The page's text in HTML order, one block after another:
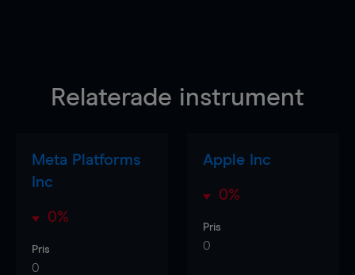
Relaterade instrument
Meta Platforms
Inc
0%
Pris
0
Apple Inc
0%
Pris
0